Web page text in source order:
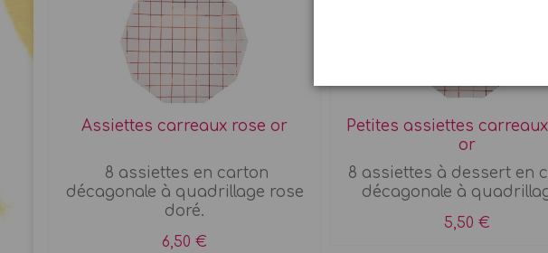
Assiettes carreaux rose or
8 assiettes en carton
décagonale à quadrillage rose
doré.
6,50 €
Petites assiettes
or
8 assiettes à dessert en
décagonale à
5,50 €